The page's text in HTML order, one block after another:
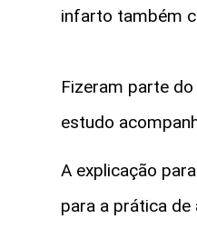
infarto também
Fizeram parte
estudo
A explicação
para a prática